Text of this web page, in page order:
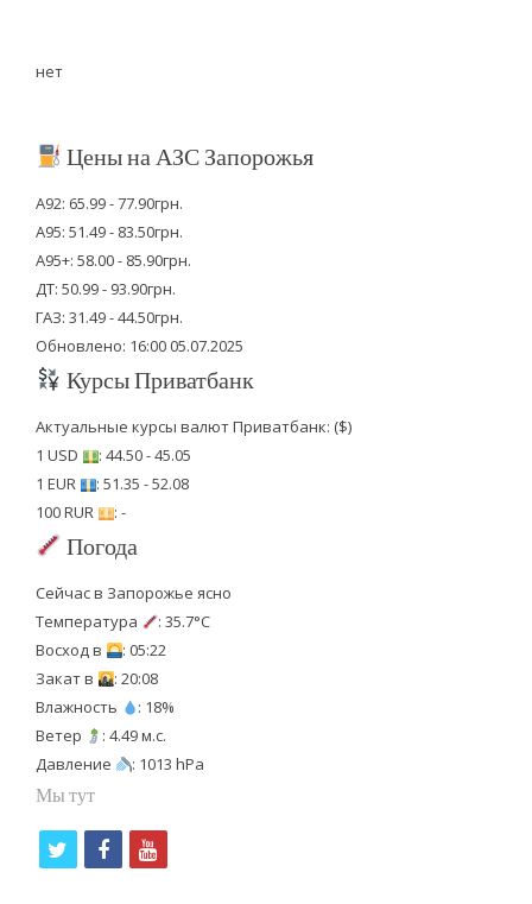
нет
Цены на АЗС Запорожья
А92: 65.99 - 77.90грн.
А95: 51.49 - 83.50грн.
А95+: 58.00 - 85.90грн.
ДТ: 50.99 - 93.90грн.
ГАЗ: 31.49 - 44.50грн.
Обновлено: 16:00 05.07.2025
Курсы Приватбанк
Актуальные курсы валют Приватбанк: ($)
1 USD
: 44.50 - 45.05
1 EUR
: 51.35 - 52.08
100 RUR
: -
Погода
Сейчас в Запорожье ясно
Температура
: 35.7°C
Восход в
: 05:22
Закат в
: 20:08
Влажность
: 18%
Ветер
: 4.49 м.с.
Давление
: 1013 hPa
Мы тут
f
y